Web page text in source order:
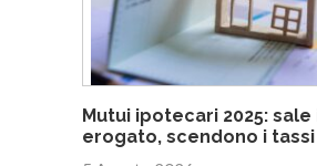
Mutui ipotecari 2025:
erogato, scendono i tassi